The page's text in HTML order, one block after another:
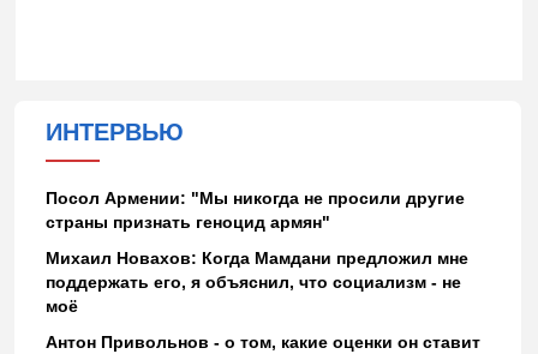
ИНТЕРВЬЮ
Посол Армении: "Мы никогда не просили другие
страны признать геноцид армян"
Михаил Новахов: Когда Мамдани предложил мне
поддержать его, я объяснил, что социализм - не
моё
Антон Привольнов - о том, какие оценки он ставит